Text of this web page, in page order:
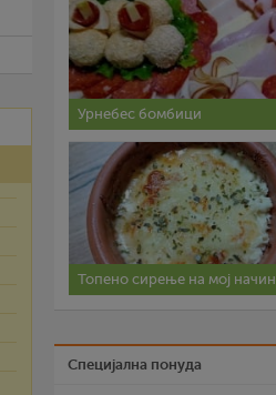
Урнебес бомбици
Топено сирење на мој начин
Специјална понуда